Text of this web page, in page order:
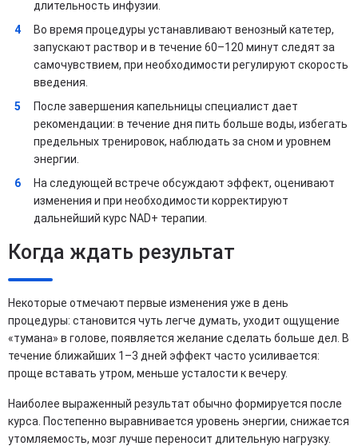
длительность инфузии.
Во время процедуры устанавливают венозный катетер,
запускают раствор и в течение 60–120 минут следят за
самочувствием, при необходимости регулируют скорость
введения.
После завершения капельницы специалист дает
рекомендации: в течение дня пить больше воды, избегать
предельных тренировок, наблюдать за сном и уровнем
энергии.
На следующей встрече обсуждают эффект, оценивают
изменения и при необходимости корректируют
дальнейший курс NAD+ терапии.
Когда ждать результат
Некоторые отмечают первые изменения уже в день
процедуры: становится чуть легче думать, уходит ощущение
«тумана» в голове, появляется желание сделать больше дел. В
течение ближайших 1–3 дней эффект часто усиливается:
проще вставать утром, меньше усталости к вечеру.
Наиболее выраженный результат обычно формируется после
курса. Постепенно выравнивается уровень энергии, снижается
утомляемость, мозг лучше переносит длительную нагрузку.